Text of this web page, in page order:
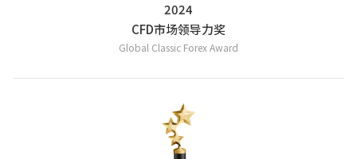
2024
CFD市场领导力奖
Global Classic Forex Award